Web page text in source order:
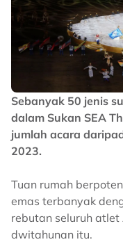
Sebanyak 50 jenis
dalam Sukan SEA
jumlah acara
2023.
Tuan rumah
emas terbanyak
rebutan seluruh
dwitahunan itu.